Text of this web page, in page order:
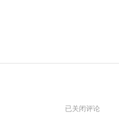
自
已关闭评论